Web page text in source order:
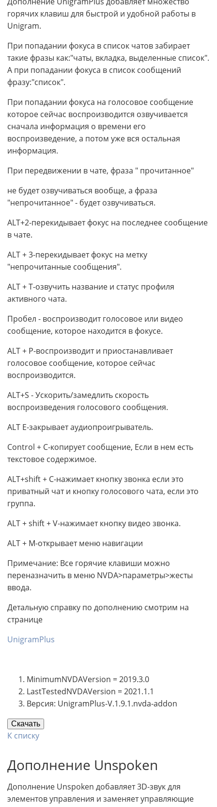
горячих клавиш для быстрой и удобной работы в
Unigram.
При попадании фокуса в список чатов забирает
такие фразы как:"чаты, вкладка, выделенные список".
А при попадании фокуса в список сообщений
фразу:"список".
При попадании фокуса на голосовое сообщение
которое сейчас воспроизводится озвучивается
сначала информация о времени его
воспроизведение, а потом уже вся остальная
информация.
При передвижении в чате, фраза " прочитанное"
не будет озвучиваться вообще, а фраза
"непрочитанное" - будет озвучиваться.
ALT+2-перекидывает фокус на последнее сообщение
в чате.
ALT + 3-перекидывает фокус на метку
"непрочитанные сообщения".
ALT + T-озвучить название и статус профиля
активного чата.
Пробел - воспроизводит голосовое или видео
сообщение, которое находится в фокусе.
ALT + P-воспроизводит и приостанавливает
голосовое сообщение, которое сейчас
воспроизводится.
ALT+S - Ускорить/замедлить скорость
воспроизведения голосового сообщения.
ALT E-закрывает аудиопроигрыватель.
Control + C-копирует сообщение, Если в нем есть
текстовое содержимое.
ALT+shift + C-нажимает кнопку звонка если это
приватный чат и кнопку голосового чата, если это
группа.
ALT + shift + V-нажимает кнопку видео звонка.
ALT + M-открывает меню навигации
Примечание: Все горячие клавиши можно
переназначить в меню NVDA>параметры>жесты
ввода.
Детальную справку по дополнению смотрим на
странице
UnigramPlus
MinimumNVDAVersion = 2019.3.0
LastTestedNVDAVersion = 2021.1.1
Версия: UnigramPlus-V.1.9.1.nvda-addon
Скачать
К списку
Дополнение Unspoken
Дополнение Unspoken добавляет 3D-звук для
элементов управления и заменяет управляющие